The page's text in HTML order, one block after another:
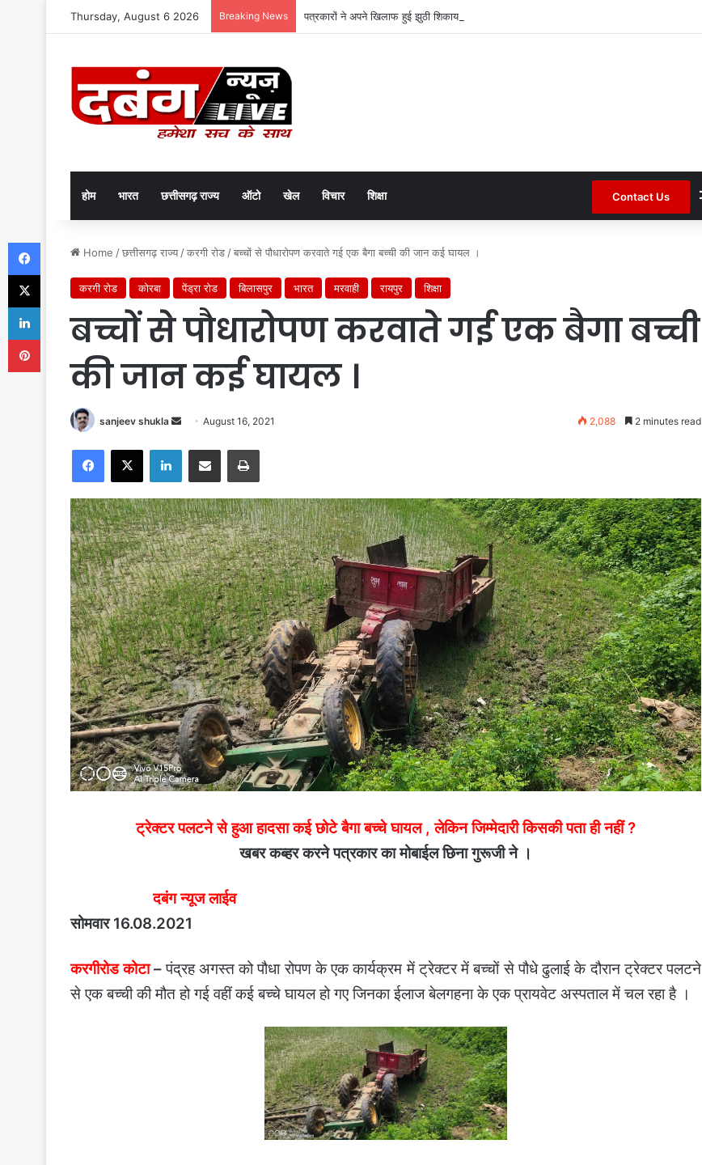
Thursday, August 6 2026 Breaking News पत्रकारों ने अपने खिलाफ हुई झुठी शिकायत के बाद रखा अपना पक्ष ।
होम भारत छत्तीसगढ़ राज्य ऑटो खेल विचार शिक्षा Contact Us
Home /छत्तीसगढ़ राज्य /करगी रोड /बच्चों से पौधारोपण करवाते गई एक बैगा बच्ची की जान कई घायल ।
करगी रोड कोरबा पेंड्रा रोड बिलासपुर भारत मरवाही रायपुर शिक्षा
बच्चों से पौधारोपण करवाते गई एक बैगा बच्ची
की जान कई घायल ।
sanjeev shukla
Send
email
August 16, 2021 2,088 2 minutes read
Facebook
X LinkedInShare via Email Print
ट्रेक्टर पलटने से हुआ हादसा कई छोटे बैगा बच्चे घायल , लेकिन जिम्मेदारी किसकी पता ही नहीं ?
खबर कब्हर करने पत्रकार का मोबाईल छिना गुरूजी ने ।
दबंग न्यूज लाईव
सोमवार 16.08.2021
करगीरोड कोटा–पंद्रह अगस्त को पौधा रोपण के एक कार्यक्रम में ट्रेक्टर में बच्चों से पौधे ढुलाई के दौरान ट्रेक्टर पलटने
से एक बच्ची की मौत हो गई वहीं कई बच्चे घायल हो गए जिनका ईलाज बेलगहना के एक प्रायवेट अस्पताल में चल रहा है ।
Facebook
X
LinkedIn
Pinterest